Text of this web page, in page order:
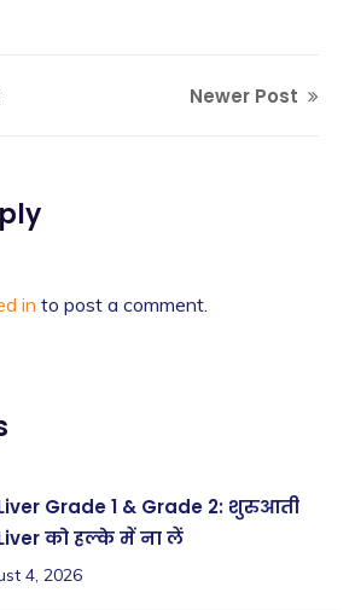
Newer Post
in to post a comment.
Grade 1 & Grade 2: शुरुआती
को हल्के में ना लें
4, 2026